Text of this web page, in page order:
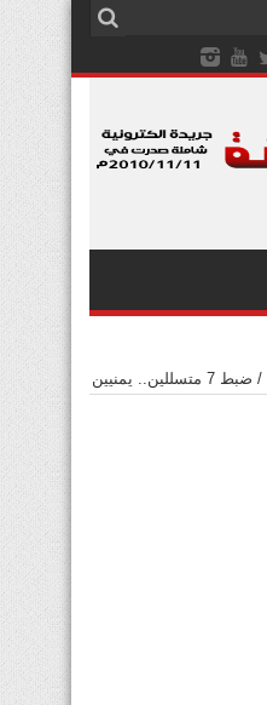
/ ضبط 7 متسللين.. يمنيين